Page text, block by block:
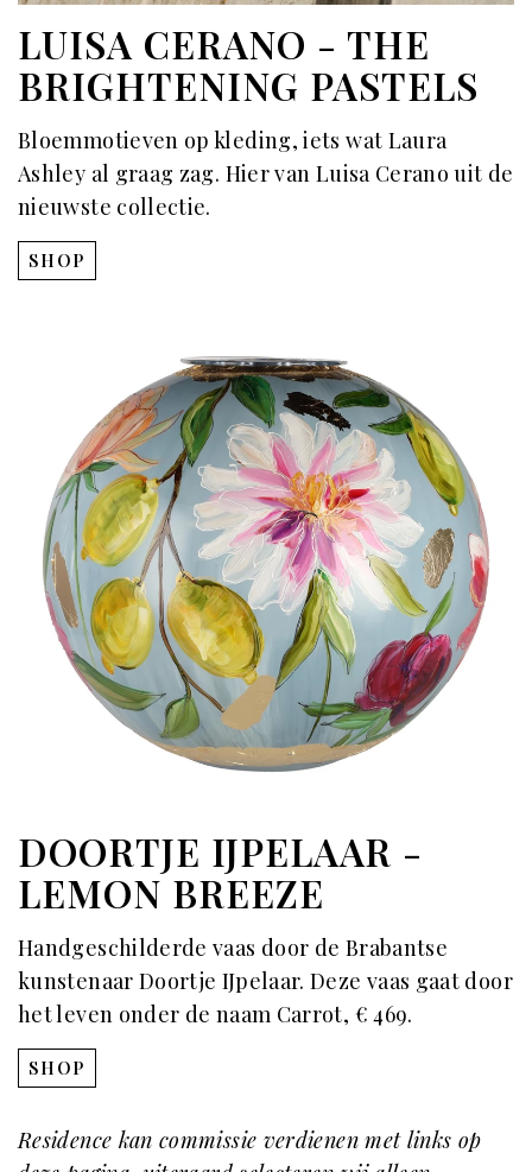
LUISA CERANO - THE
BRIGHTENING PASTELS
Bloemmotieven op kleding, iets wat Laura
Ashley al graag zag. Hier van Luisa Cerano uit de
nieuwste collectie.
SHOP
DOORTJE IJPELAAR -
LEMON BREEZE
Handgeschilderde vaas door de Brabantse
kunstenaar Doortje IJpelaar. Deze vaas gaat door
het leven onder de naam Carrot, € 469.
SHOP
Residence kan commissie verdienen met links op